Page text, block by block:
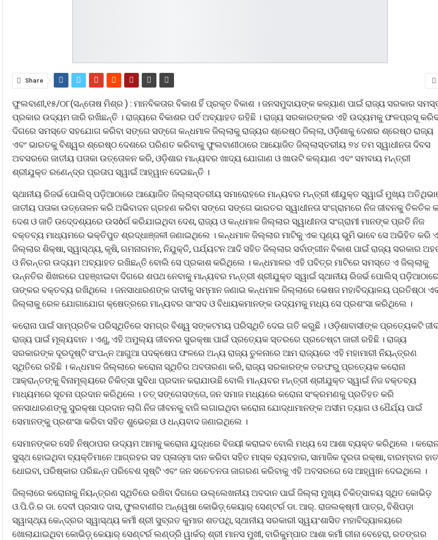
Share
ଫୁଲବାଣୀ,୧୫/୦୮(ସନ୍ତୋଷ ମିଶ୍ର ) : ମାନବିକତାର ବିକାଶ ହିଁ ପ୍ରକୃତ ବିକାଶ । ଜନସମୁଦାୟଙ୍କ କଳ୍ୟାଣ ପାଇଁ ରାଜ୍ୟ ସରକାର
ପ୍ରକାର ଉଦ୍ୟମ ଜାରି ରଖିଛନ୍ତି । ରାଜ୍ୟରେ ବିକାଶର ପର୍ବ ଅବ୍ୟାହତ ରହିଛି । ରାଜ୍ୟ ସରକାରଙ୍କର ଏହି ଉଦ୍ୟମକୁ ଫଳପ୍ରସୂ
ଦିଗରେ ସମସ୍ତେ ସହଯୋଗ କରିବା ସଙ୍ଗେ ସଙ୍ଗେ କନ୍ଧମାଳ ଜିଲ୍ଲାକୁ ରାଜ୍ୟର ଶ୍ରେଷ୍ଠ ଜିଲ୍ଲା, ଓଡ଼ିଶାକୁ ଦେଶର ଶ୍ରେଷ୍ଠ ରାଜ୍ୟ
ଏବଂ ଭାରତକୁ ବିଶ୍ୱର ଶ୍ରେଷ୍ଠ ଦେଶରେ ପରିଣତ କରିବାକୁ ଫୁଲବାଣୀଠାରେ ଆୟୋଜିତ ଜିଲ୍ଲାସ୍ତରୀୟ ୭୪ ତମ ସ୍ୱାଧୀନତା ଦିବସ
ଅବସରରେ ଜାତୀୟ ପତାକା ଉତ୍ତୋଳନ କରି, ଓଡ଼ିଶାର ମାନ୍ୟବର ଖାଦ୍ୟ ଯୋଗାଣ ଓ ଖାଉଟି କଲ୍ୟାଣ ଏବଂ ସମବାୟ ମନ୍ତ୍ରୀ
ଶ୍ରୀଯୁକ୍ତ ରଣେନ୍ଦ୍ର ପ୍ରତାପ ସ୍ୱାଇଁ ଆହ୍ୱାନ ଦେଇଛନ୍ତି ।
ସ୍ଥାନୀୟ ରିଜର୍ଭ ପୋଲିସ୍ ପଡ଼ିଆଠାରେ ଆୟୋଜିତ ଜିଲ୍ଲାସ୍ତରୀୟ ସମାରୋହରେ ମାନ୍ୟବର ମନ୍ତ୍ରୀ ଶୀଯୁକ୍ତ ସ୍ୱାଇଁ ମୁଖ୍ୟ
ଜାତୀୟ ପତାକା ଉତ୍ତୋଳନ କରି ଅଭିବାଦନ ଗ୍ରହଣ କରିବା ସଙ୍ଗେ ସଙ୍ଗେ ଭାରତର ସ୍ୱାଧୀନତା ସଂଗ୍ରାମରେ ନିଜ ଜୀବନକୁ ତିଳତିଳ
ଦେଶ ଓ ଜାତି ଉଦେ୍ଦଶ୍ୟରେ ଉସôର୍ଗ କରିଯାଇଥିବା ଦେଶ, ରାଜ୍ୟ ଓ କନ୍ଧମାଳ ଜିଲ୍ଲାର ସ୍ୱାଧୀନତା ସଂଗ୍ରାମୀ ମାନଙ୍କ ପ୍ରତି ନିଜ
ବକ୍ତବ୍ୟ ମାଧ୍ୟମରେ ଭକ୍ତିପୁତ ଶ୍ରଦ୍ଧାଞ୍ଜଳୀ ଜଣାଇଥିଲେ । କନ୍ଧମାଳ ଜିଲ୍ଲାର ମାଟିକୁ ଏକ ପୂଣ୍ୟ ଭୁମି ଭାବେ ସେ ଅଭିହିତ କରି
ଜିଲ୍ଲାର ଶିକ୍ଷା, ସ୍ୱାସ୍ଥ୍ୟ, କୃଷି, ଗମନାଗମନ, ନିଯୁକ୍ତି, ପର୍ଯ୍ୟଟନ ଆଦି ସହିତ ଜିଲ୍ଲାର ସର୍ବାଙ୍ଗୀନ ବିକାଶ ପାଇଁ ରାଜ୍ୟ ସରକାର
ଓ ନିରନ୍ତର ଉଦ୍ୟମ ଅବ୍ୟାହତ ରଖିଛନ୍ତି ବୋଲି ସେ ପ୍ରକାଶ କରିଥିଲେ । କନ୍ଧମାଳର ଏହି ପବିତ୍ର ମାଟିରେ ସମସ୍ତେ ଏ ଜିଲ୍ଲାକୁ
ଉନ୍ନତିର ଶିଖରରେ ପହଞ୍ଝାଇବା ଦିଗରେ ଶପଥ ନେବାକୁ ମାନ୍ୟବର ମନ୍ତ୍ରୀ ଶ୍ରୀଯୁକ୍ତ ସ୍ୱାଇଁ ସ୍ଥାନୀୟ ରିଜର୍ଭ ପୋଲିସ୍
ତାଙ୍କର ବକ୍ତବ୍ୟ ରଖିଥିଲେ । ଜନସାଧାରଣଙ୍କ ଦାବୀକୁ ସମ୍ମାନ ଜଣାଇ କନ୍ଧମାଳ ଜିଲ୍ଲାରେ ଭେଷଜ ମହାବିଦ୍ୟାଳୟ ପ୍ରତିଷ୍ଠା
ଜିଲ୍ଲାକୁ ରେଳ ଯୋଗାଯୋଗ କ୍ଷେତ୍ରରେ ମାନ୍ୟବର ସାଂସଦ ଓ ବିଧାୟକମାନଙ୍କ ଉଦ୍ୟମକୁ ମଧ୍ୟ ସେ ପ୍ରଶଂସା କରିଥିଲେ ।
କରୋନା ପାଇଁ ସାମ୍ପ୍ରତିକ ପରିସ୍ଥିତିରେ ସମଗ୍ର ବିଶ୍ୱ ସଙ୍କଟମୟ ପରିସ୍ଥିତି ଦେଇ ଗତି କରୁଛି । ଓଡ଼ିଶାବାସୀଙ୍କ ପ୍ରତ୍ୟେକଟି
ରାଜ୍ୟ ପାଇଁ ମୂଲ୍ୟବାନ । ଏଣୁ, ଏହି ଅମୁଲ୍ୟ ଜୀବନର ସୁରକ୍ଷା ପାଇଁ ପ୍ରତ୍ୟେକ ସ୍ତରରେ ପ୍ରଚେଷ୍ଟା ଜାରୀ ରହିଛି । ରାଜ୍ୟ
ସରକାରଙ୍କ ଦୂରଦୃଷ୍ଟି ସଂପନ୍ନ ଆଗୁଆ ପଦକ୍ଷେପ ଫଳରେ ଅନ୍ୟ ରାଜ୍ୟ ତୁଳନାରେ ଆମ ରାଜ୍ୟରେ ଏହି ମହାମାରୀ ନିୟନ୍ତ୍ରଣ
ସ୍ଥିତିରେ ରହିଛି । କନ୍ଧମାଳ ଜିଲ୍ଲାରେ କରୋନା ସ୍ଥିତିର ଅବତାରଣା କରି, ରାଜ୍ୟ ସରକାରଙ୍କ ତରଫରୁ ପ୍ରତ୍ୟେକ କରୋନା
ଆକ୍ରାନ୍ତଙ୍କୁ ବିନାମୂଲ୍ୟରେ ଚିକିତ୍ସା ସୁବିଧା ପ୍ରଦାନ କରାଯାଉଛି ବୋଲି ମାନ୍ୟବର ମନ୍ତ୍ରୀ ଶ୍ରୀଯୁକ୍ତ ସ୍ୱାଇଁ ନିଜ ବକ୍ତବ୍ୟ
ମାଧ୍ୟମରେ ସୂଚନା ପ୍ରଦାନ କରିଥିଲେ । ତତ୍ ସଙ୍ଗେସଙ୍ଗେ, ଜନ ସମାଜ ମଧ୍ୟରେ କରୋନା ସଂକ୍ରମଣକୁ ପ୍ରତିହତ କରି
ଜନସାଧାରଣଙ୍କୁ ସୁରକ୍ଷା ପ୍ରଦାନ ଲାଗି ନିଜ ଜୀବନକୁ ବାଜି ଲଗାଇଥିବା କରୋନା ଯୋଦ୍ଧାମାନଙ୍କ ଅସୀମ ତ୍ୟାଗ ଓ ଧୈର୍ଯ୍ୟ ପାଇଁ
ସେମାନଙ୍କୁ ପ୍ରଶଂସା କରିବା ସହିତ ଶୁଭେଚ୍ଛା ଓ ଧନ୍ୟବାଦ ଜଣାଇଥିଲେ ।
ସେମାନଙ୍କର ସେହି ନିଷ୍ଠାପର ଉଦ୍ୟମ ଆମକୁ କରୋନା ଯୁଦ୍ଧରେ ବିଜୟୀ କରାଇବ ବୋଲି ମଧ୍ୟ ସେ ଆଶା ବ୍ୟକ୍ତ କରିଥିଲେ ।
ସୁସ୍ଥ ହୋଇଥିବା ବ୍ୟକ୍ତିମାନେ ଆଗ୍ରହର ସହ ପ୍ଳାଜ୍ମା ଦାନ କରିବା ସହିତ ମାସ୍କ ବ୍ୟବହାର, ସାମାଜିକ ଦୂରତା ରକ୍ଷା, ବାରମ୍ବାର ହାତ
ଧୋଇବା, ପରିଷ୍କାର ପରିଛନ୍ନ ପରିବେଶ ସୃଷ୍ଟି ଏବଂ ଜନ ସଚେତନତା ଜାଗରଣ କରିବାକୁ ଏହି ଅବସରରେ ସେ ଆହ୍ୱାନ ଦେଇଥିଲେ ।
ଜିଲ୍ଲାରେ କରୋନାକୁ ନିୟନ୍ତ୍ରଣ ସ୍ଥିତିରେ ରଖିବା ଦିଗରେ ଉଲ୍ଲେଖନୀୟ ଅବଦାନ ପାଇଁ ଜିଲ୍ଲା ମୁଖ୍ୟ ଚିକିତ୍ସାଳୟ ସ୍ଥିତ କୋଭିଡ଼
ଓ.ପି.ଡି.ର ଡା. ଦେବୀ ପ୍ରସାଦ ଦାସ, ଫୁଲବାଣୀର ଅନ୍ୱେଷା କୋଭିଡ଼୍ କେୟାର୍ ସେଣ୍ଟର୍ର ଡା. ଆର୍. ରାଜଲକ୍ଷ୍ମୀ ପାତ୍ର, ବିଶିପଡ଼ା
ସ୍ୱାସ୍ଥ୍ୟ କେନ୍ଦ୍ରର ସ୍ୱାସ୍ଥ୍ୟ କର୍ମୀ ଶ୍ରୀ ସୁବ୍ରତ କୁମାର ଶତପଥି, ସ୍ଥାନୀୟ ସରକାରୀ ସ୍ୱୟଂଶାସିତ ମହାବିଦ୍ୟାଳୟରେ
ଖୋଲାଯାଇଥିବା କୋଭିଡ଼୍ କେୟାର୍ ସେଣ୍ଟର୍ର ଲଣ୍ଡ୍ରି ୱାର୍କର୍ ଶ୍ରୀ ମାନସ ମୁଖୀ, ବାରିକୁମ୍ପାର ଆଶା କର୍ମୀ ରୀନା ବେହେରା, ରତଙ୍ଗର